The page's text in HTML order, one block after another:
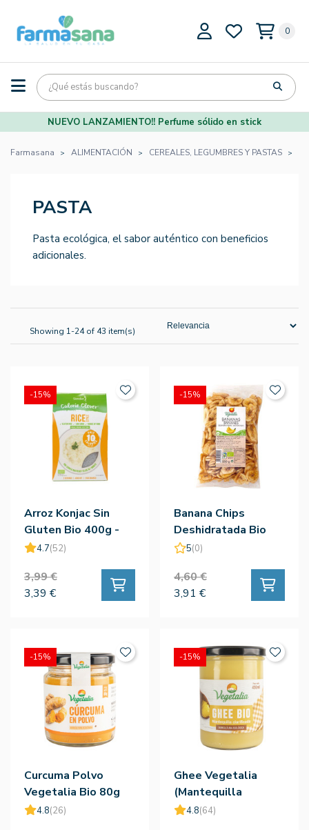
0
NUEVO LANZAMIENTO!! Perfume sólido en stick
Farmasana ALIMENTACIÓN CEREALES, LEGUMBRES Y PASTAS
PASTA
Pasta ecológica, el sabor auténtico con beneficios
adicionales.
Showing 1-24 of 43 item(s)
Arroz Konjac Sin
Gluten Bio 400g -
Slendier
4.7(52)
3,99 €
3,39 €
-15%
Banana Chips
Deshidratada Bio
250g - Vegetalia
5(0)
4,60 €
3,91 €
-15%
Curcuma Polvo
Vegetalia Bio 80g
4.8(26)
-15%
Ghee Vegetalia
(Mantequilla
Clarificada) Bio
4.8(64)
-15%